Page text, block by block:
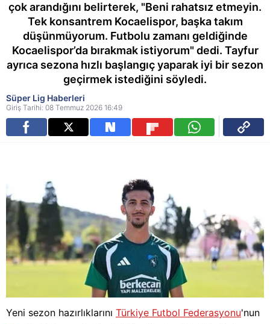
çok arandığını belirterek, "Beni rahatsız etmeyin.
Tek konsantrem Kocaelispor, başka takım
düşünmüyorum. Futbolu zamanı geldiğinde
Kocaelispor’da bırakmak istiyorum" dedi. Tayfur
ayrıca sezona hızlı başlangıç yaparak iyi bir sezon
geçirmek istediğini söyledi.
Süper Lig Haberleri
Giriş Tarihi: 08 Temmuz 2026 16:49
Yeni sezon hazırlıklarını Türkiye Futbol Federasyonu'nun